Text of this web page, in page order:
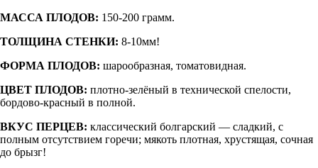
МАССА ПЛОДОВ: 150-200 грамм.
ТОЛЩИНА СТЕНКИ: 8-10мм!
ФОРМА ПЛОДОВ: шарообразная, томатовидная.
ЦВЕТ ПЛОДОВ: плотно-зелёный в технической спелости,
бордово-красный в полной.
ВКУС ПЕРЦЕВ: классический болгарский — сладкий, с
полным отсутствием горечи; мякоть плотная, хрустящая, сочная
до брызг!